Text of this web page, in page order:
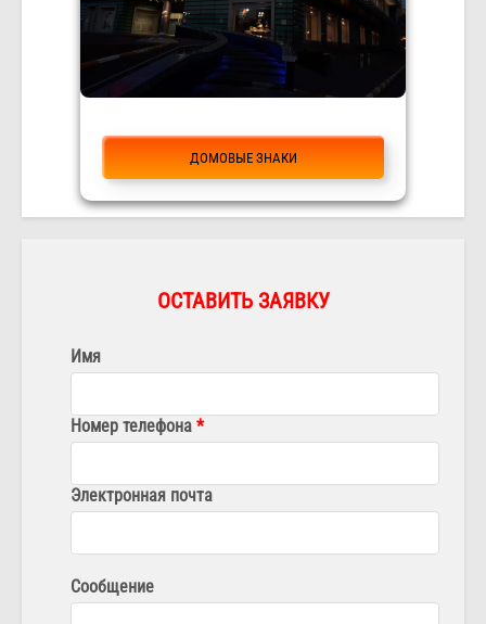
ДОМОВЫЕ ЗНАКИ
ОСТАВИТЬ ЗАЯВКУ
Имя
Номер телефона
Электронная почта
Сообщение